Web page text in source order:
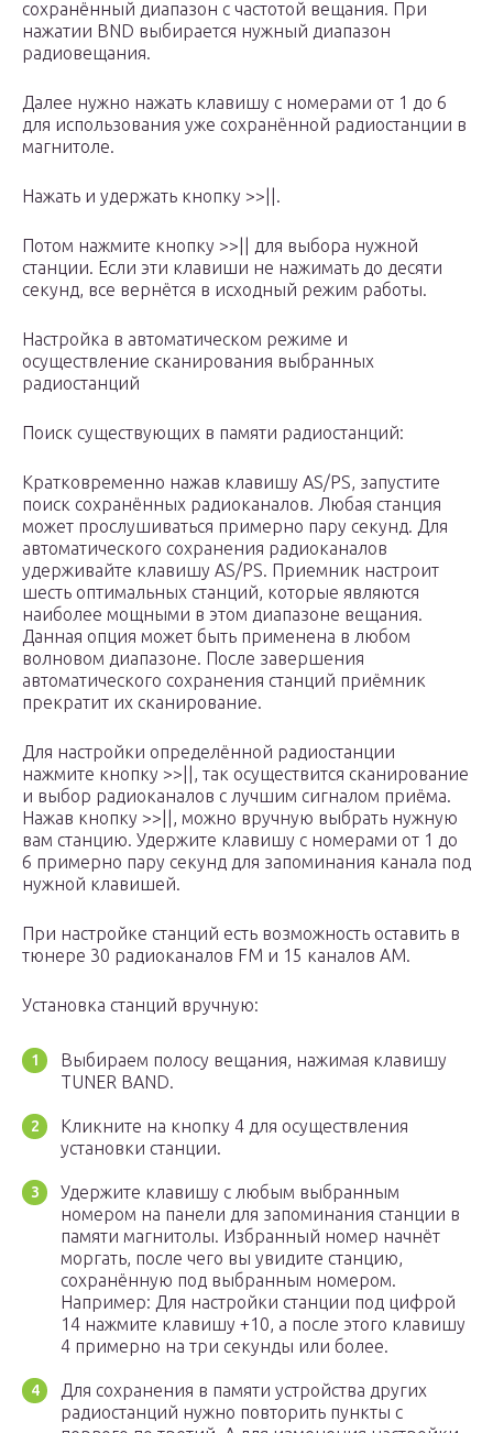
сохранённый диапазон с частотой вещания. При
нажатии BND выбирается нужный диапазон
радиовещания.
Далее нужно нажать клавишу с номерами от 1 до 6
для использования уже сохранённой радиостанции в
магнитоле.
Нажать и удержать кнопку >>||.
Потом нажмите кнопку >>|| для выбора нужной
станции. Если эти клавиши не нажимать до десяти
секунд, все вернётся в исходный режим работы.
Настройка в автоматическом режиме и
осуществление сканирования выбранных
радиостанций
Поиск существующих в памяти радиостанций:
Кратковременно нажав клавишу AS/PS, запустите
поиск сохранённых радиоканалов. Любая станция
может прослушиваться примерно пару секунд. Для
автоматического сохранения радиоканалов
удерживайте клавишу AS/PS. Приемник настроит
шесть оптимальных станций, которые являются
наиболее мощными в этом диапазоне вещания.
Данная опция может быть применена в любом
волновом диапазоне. После завершения
автоматического сохранения станций приёмник
прекратит их сканирование.
Для настройки определённой радиостанции
нажмите кнопку >>||, так осуществится сканирование
и выбор радиоканалов с лучшим сигналом приёма.
Нажав кнопку >>||, можно вручную выбрать нужную
вам станцию. Удержите клавишу с номерами от 1 до
6 примерно пару секунд для запоминания канала под
нужной клавишей.
При настройке станций есть возможность оставить в
тюнере 30 радиоканалов FM и 15 каналов АМ.
Установка станций вручную:
Выбираем полосу вещания, нажимая клавишу
TUNER BAND.
Кликните на кнопку 4 для осуществления
установки станции.
Удержите клавишу с любым выбранным
номером на панели для запоминания станции в
памяти магнитолы. Избранный номер начнёт
моргать, после чего вы увидите станцию,
сохранённую под выбранным номером.
Например: Для настройки станции под цифрой
14 нажмите клавишу +10, а после этого клавишу
4 примерно на три секунды или более.
Для сохранения в памяти устройства других
радиостанций нужно повторить пункты с